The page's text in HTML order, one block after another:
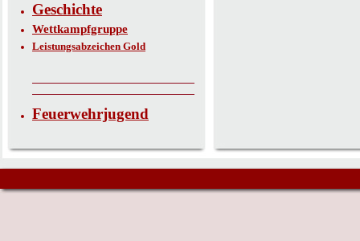
Geschichte
Wettkampfgruppe
Leistungsabzeichen Gold
Feuerwehrjugend